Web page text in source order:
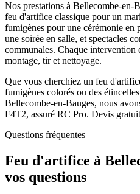
Nos prestations à Bellecombe-en-
feu d'artifice classique pour un
fumigènes pour une cérémonie
une soirée en salle, et spectacles
communales. Chaque intervention
montage, tir et nettoyage.
Que vous cherchiez un feu
fumigènes colorés ou des
Bellecombe-en-Bauges, nous
F4T2, assuré RC Pro. Devis
Questions fréquentes
Feu d'artifice à
vos questions